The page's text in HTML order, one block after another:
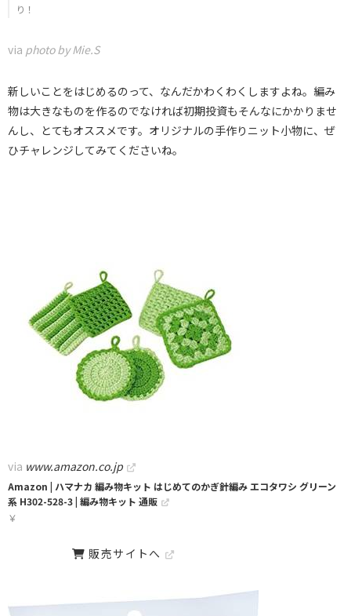
り！
via photo by Mie.S
新しいことをはじめるのって、なんだかわくわくしますよね。編み
物は大きなものを作るのでなければ初期投資もそんなにかかりませ
んし、とてもオススメです。オリジナルの手作りニット小物に、ぜ
ひチャレンジしてみてくださいね。
via www.amazon.co.jp
Amazon | ハマナカ 編み物キット はじめてのかぎ針編み エコタワシ グリーン
系 H302-528-3 | 編み物キット 通販
￥
販売サイトへ